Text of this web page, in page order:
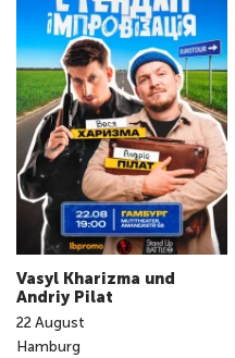
Vasyl Kharizma und
Andriy Pilat
22August
Hamburg